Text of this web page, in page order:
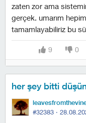
zaten zor ama
gerçek. umarım
tamamlayabiliriz bu
9 0
her şey bitti
#32383 ·